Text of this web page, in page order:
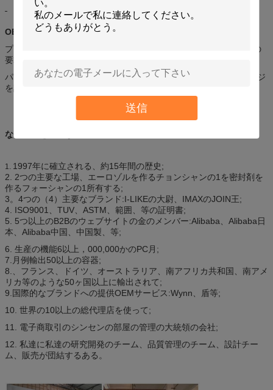
送信
OEMおよびODM
プロダクト:私達は私達のTechnicistsのcomfirmationの後であなたの
要求されたプロダクトを作り出してもいい。
パッケージ: 私達はあなたの要求されたサイズに基づいてパッケージ
を設計してもいい。
なぜ私達を選びなさいか
1. 1997年に確立される、約15年間の歴史;
2. 2つの主要な工場、エーロゾルを作るチョンシャンの1を密封剤を
作るフォーシャンの1所有する;
3。4つの（4）主要なブランド:I-LIKEの大尉、IMAXのJOIN王;
4. ISO9001、TUV、ASTM、範囲、等の証明書;
5. 5つ以上のB2Bのウェブサイトの金のメンバー:Alibaba、Alibaba日
本、Alibaba中国、中国製、等;
6. 生産の機能6以上，000,000かのPC月;
7.月例輸出50以上の容器;
8.、フランス、ドイツ、オーストラリア、南アフリカ共和国、南アメ
リカ等のような50ヶ国以上に輸出されて;
9.国際的なブランドへの提供OEMサービス:Wynn、盾等;
10. 世界の10以上の総代理店を使って;
11. 電子商取引のシンセンの部屋の管理の大統領の会社;
12. 私達に私達の研究開発のチーム、品質管理のチーム、設計チー
ム、販売が団結するある。